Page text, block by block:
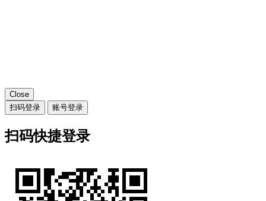
Close
扫码登录
账号登录
扫码快捷登录